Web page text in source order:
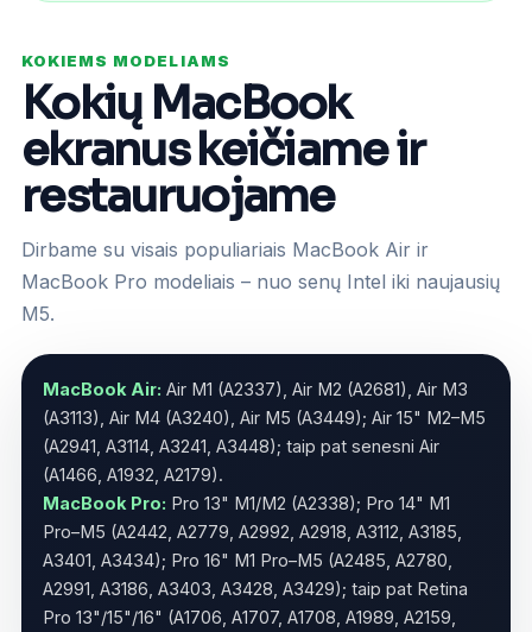
KOKIEMS MODELIAMS
Kokių MacBook
ekranus keičiame ir
restauruojame
Dirbame su visais populiariais MacBook Air ir
MacBook Pro modeliais – nuo senų Intel iki naujausių
M5.
MacBook Air: Air M1 (A2337), Air M2 (A2681), Air M3
(A3113), Air M4 (A3240), Air M5 (A3449); Air 15" M2–M5
(A2941, A3114, A3241, A3448); taip pat senesni Air
(A1466, A1932, A2179).
MacBook Pro: Pro 13" M1/M2 (A2338); Pro 14" M1
Pro–M5 (A2442, A2779, A2992, A2918, A3112, A3185,
A3401, A3434); Pro 16" M1 Pro–M5 (A2485, A2780,
A2991, A3186, A3403, A3428, A3429); taip pat Retina
Pro 13"/15"/16" (A1706, A1707, A1708, A1989, A2159,